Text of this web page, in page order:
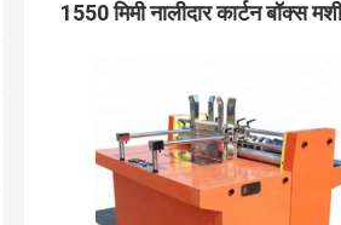
1550 मिमी नालीदार कार्टन बॉक्स